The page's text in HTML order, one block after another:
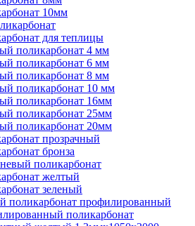
10мм
для теплицы
поликарбонат 4 мм
поликарбонат 6 мм
поликарбонат 8 мм
поликарбонат 10 мм
поликарбонат 16мм
поликарбонат 25мм
поликарбонат 20мм
прозрачный
бронза
поликарбонат
желтый
зеленый
поликарбонат профилированный
поликарбонат